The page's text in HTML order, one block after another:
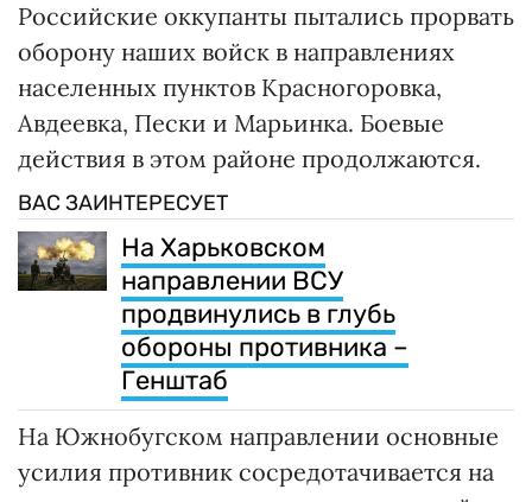
Российские оккупанты пытались прорвать
оборону наших войск в направлениях
населенных пунктов Красногоровка,
Авдеевка, Пески и Марьинка. Боевые
действия в этом районе продолжаются.
ВАС ЗАИНТЕРЕСУЕТ
На Харьковском
направлении ВСУ
продвинулись в глубь
обороны противника –
Генштаб
На Южнобугском направлении основные
усилия противник сосредотачивается на